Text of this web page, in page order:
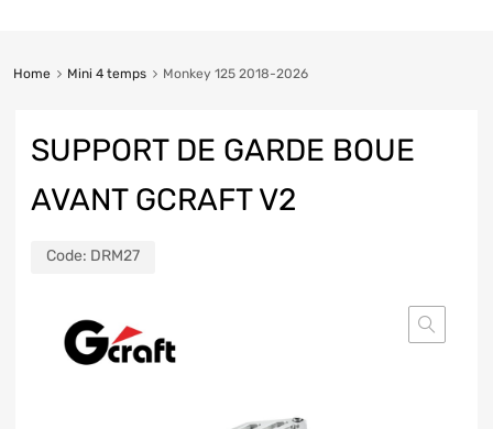
Home Mini 4 temps Monkey 125 2018-2026
SUPPORT DE GARDE BOUE
AVANT GCRAFT V2
Code: DRM27